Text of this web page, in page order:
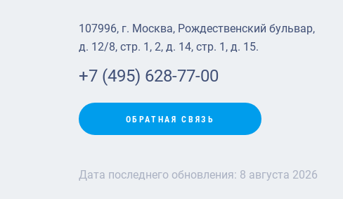
107996, г. Москва, Рождественский бульвар,
д. 12/8, стр. 1, 2, д. 14, стр. 1, д. 15.
+7 (495) 628-77-00
ОБРАТНАЯ СВЯЗЬ
Дата последнего обновления: 8 августа 2026